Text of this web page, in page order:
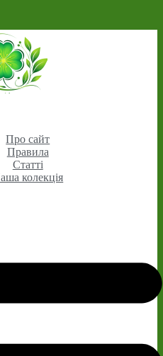
Про сайт
Правила
Статті
колекція